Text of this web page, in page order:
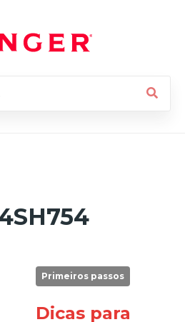
Primeiros passos
Dicas para